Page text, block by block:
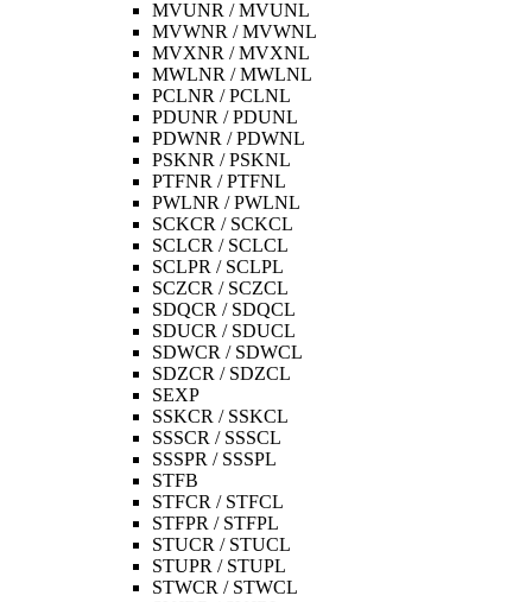
MVUNR / MVUNL
MVWNR / MVWNL
MVXNR / MVXNL
MWLNR / MWLNL
PCLNR / PCLNL
PDUNR / PDUNL
PDWNR / PDWNL
PSKNR / PSKNL
PTFNR / PTFNL
PWLNR / PWLNL
SCKCR / SCKCL
SCLCR / SCLCL
SCLPR / SCLPL
SCZCR / SCZCL
SDQCR / SDQCL
SDUCR / SDUCL
SDWCR / SDWCL
SDZCR / SDZCL
SEXP
SSKCR / SSKCL
SSSCR / SSSCL
SSSPR / SSSPL
STFB
STFCR / STFCL
STFPR / STFPL
STUCR / STUCL
STUPR / STUPL
STWCR / STWCL